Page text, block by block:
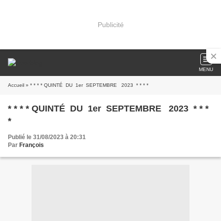
Publicité
MENU
Accueil » * * * * QUINTÉ DU 1er SEPTEMBRE 2023 * * * *
* * * * QUINTÉ DU 1er SEPTEMBRE 2023 * * *
*
Publié le 31/08/2023 à 20:31
Par François